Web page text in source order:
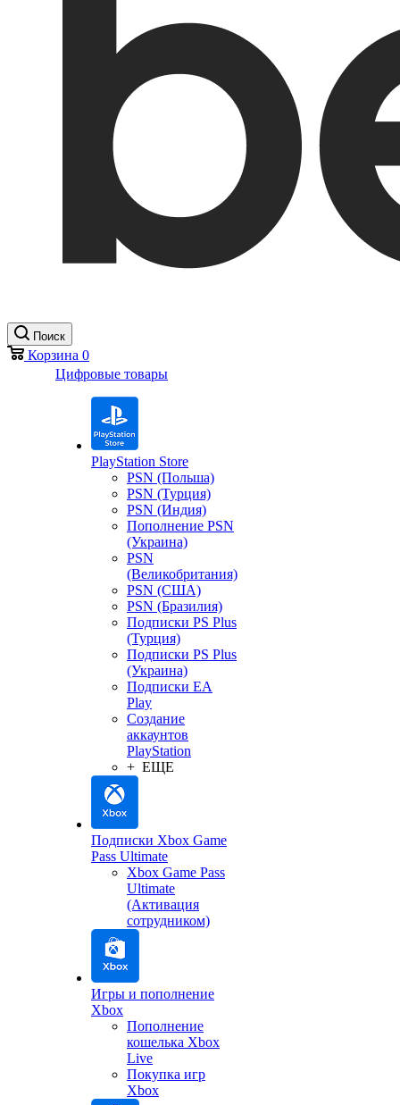
Поиск
Корзина 0
Цифровые товары
PlayStation Store
PSN (Польша)
PSN (Турция)
PSN (Индия)
Пополнение PSN
(Украина)
PSN
(Великобритания)
PSN (США)
PSN (Бразилия)
Подписки PS Plus
(Турция)
Подписки PS Plus
(Украина)
Подписки EA
Play
Создание
аккаунтов
PlayStation
+ ЕЩЕ
Подписки Xbox Game
Pass Ultimate
Xbox Game Pass
Ultimate
(Активация
сотрудником)
Игры и пополнение
Xbox
Пополнение
кошелька Xbox
Live
Покупка игр
Xbox